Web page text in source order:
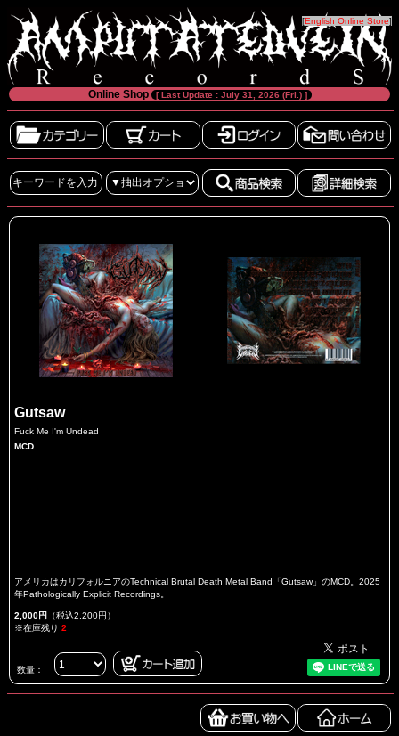
[English Online Store]
Online Shop [ Last Update : July 31, 2026 (Fri.) ]
Gutsaw
Fuck Me I'm Undead
MCD
アメリカはカリフォルニアのTechnical Brutal Death Metal Band「Gutsaw」のMCD。2025
年Pathologically Explicit Recordings。
2,000円 （税込2,200円）
※在庫残り 2
数量：